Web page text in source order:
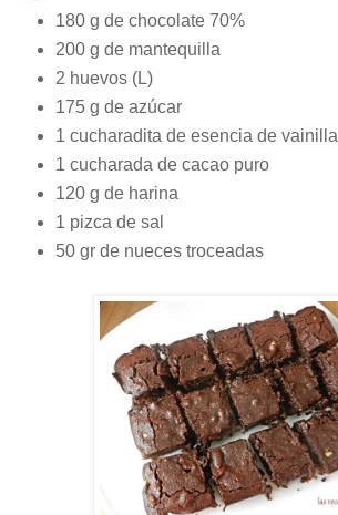
180 g de chocolate 70%
200 g de mantequilla
2 huevos (L)
175 g de azúcar
1 cucharadita de esencia de vainilla
1 cucharada de cacao puro
120 g de harina
1 pizca de sal
50 gr de nueces troceadas